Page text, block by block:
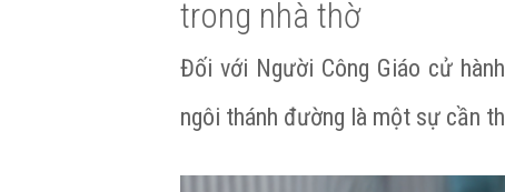
trong nhà thờ
Đối với Người Công Giáo cử
ngôi thánh đường là một sự cần